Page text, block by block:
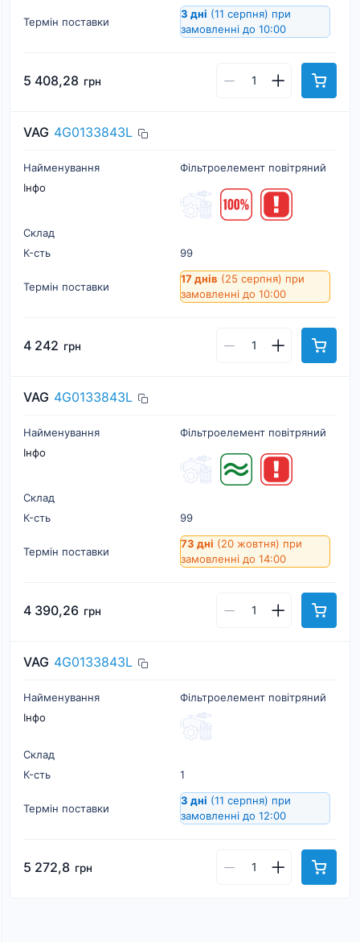
Термін поставки
3 дні (11 серпня) при
замовленні до 10:00
5 408,28 грн
VAG 4G0133843L
Найменування
Фільтроелемент повітряний
Інфо
Склад
К-cть
99
Термін поставки
17 днів (25 серпня) при
замовленні до 10:00
4 242 грн
VAG 4G0133843L
Найменування
Фільтроелемент повітряний
Інфо
Склад
К-cть
99
Термін поставки
73 дні (20 жовтня) при
замовленні до 14:00
4 390,26 грн
VAG 4G0133843L
Найменування
Фільтроелемент повітряний
Інфо
Склад
К-cть
1
Термін поставки
3 дні (11 серпня) при
замовленні до 12:00
5 272,8 грн